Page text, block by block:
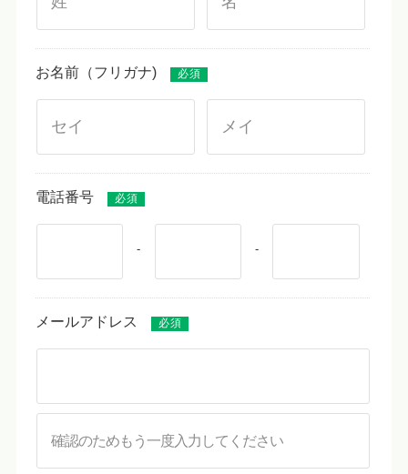
お名前（フリガナ) 必須
電話番号 必須
- -
メールアドレス 必須